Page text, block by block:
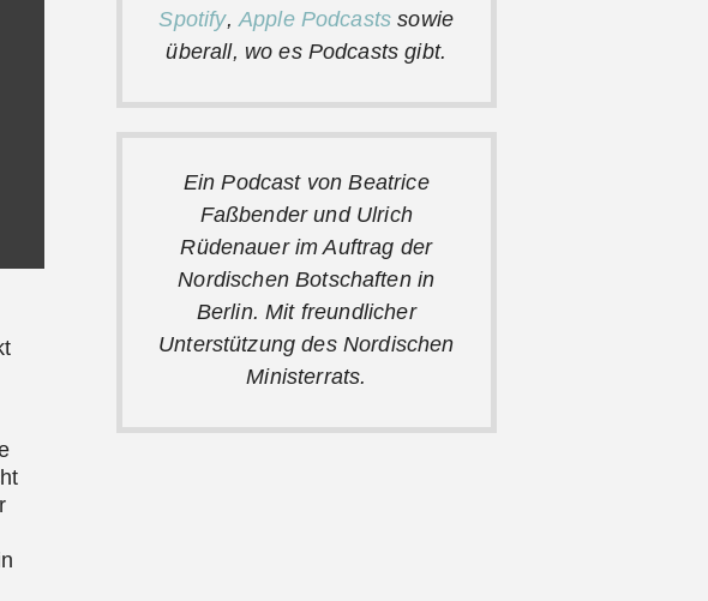
Spotify, Apple Podcasts sowie
überall, wo es Podcasts gibt.
Ein Podcast von Beatrice
Faßbender und Ulrich
Rüdenauer im Auftrag der
Nordischen Botschaften in
Berlin. Mit freundlicher
Unterstützung des Nordischen
Ministerrats.